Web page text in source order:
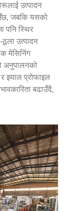
उत्पादन
जबकि यसको
पनि स्थिर
उत्पादन
मेसिनिंग
अनुपालनको
झ्याल प्रोफाइल
बढाउँदै,